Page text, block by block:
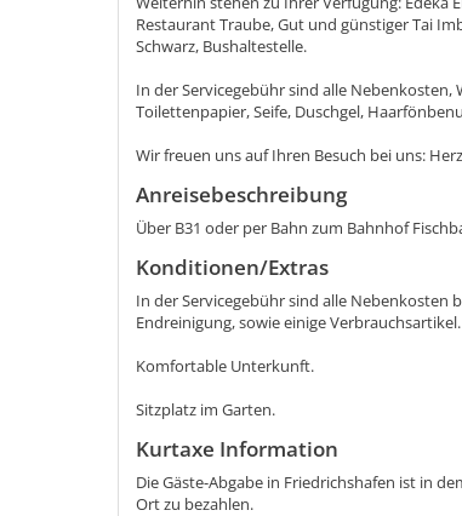
Restaurant Traube, Gut und günstiger Tai
Schwarz, Bushaltestelle.
In der Servicegebühr sind alle
Toilettenpapier, Seife, Duschgel,
Wir freuen uns auf Ihren Besuch bei uns:
Anreisebeschreibung
Über B31 oder per Bahn zum Bahnhof
Konditionen/Extras
In der Servicegebühr sind alle Nebenkosten
Endreinigung, sowie einige
Komfortable Unterkunft.
Sitzplatz im Garten.
Kurtaxe Information
Die Gäste-Abgabe in Friedrichshafen ist in
Ort zu bezahlen.